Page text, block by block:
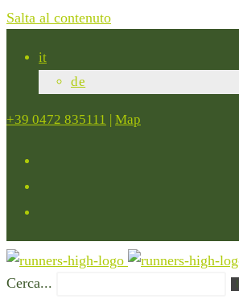
Salta al contenuto
it
de
+39 0472 835111 | Map
Cerca...